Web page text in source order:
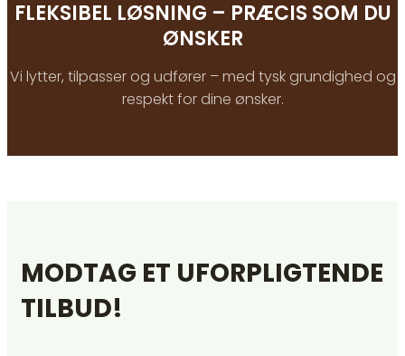
FLEKSIBEL LØSNING – PRÆCIS SOM DU
ØNSKER
Vi lytter, tilpasser og udfører – med tysk grundighed og
respekt for dine ønsker.
MODTAG ET UFORPLIGTENDE
TILBUD!